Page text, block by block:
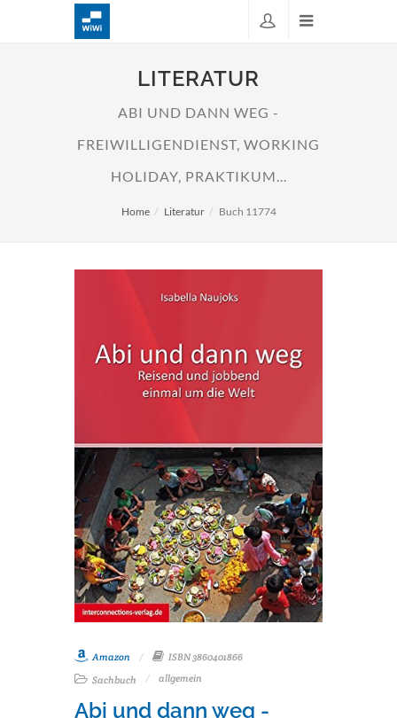
LITERATUR
ABI UND DANN WEG -
FREIWILLIGENDIENST, WORKING
HOLIDAY, PRAKTIKUM...
Home Literatur Buch 11774
Amazon
ISBN 3860401866
Sachbuch
allgemein
Abi und dann weg -